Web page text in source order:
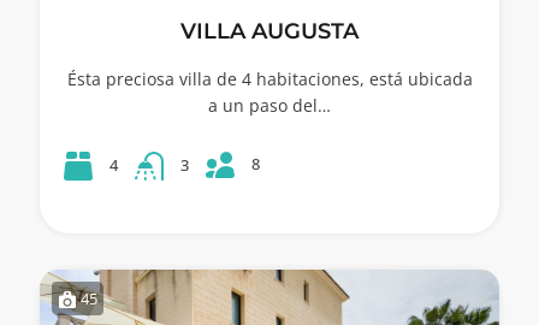
VILLA AUGUSTA
Ésta preciosa villa de 4 habitaciones, está ubicada
a un paso del…
4 3 8
45